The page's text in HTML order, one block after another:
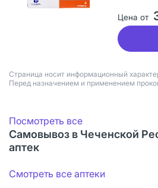
Цена от
Страница носит информационный
Перед назначением и применением
Посмотреть все
Самовывоз в Чеченской
аптек
Смотреть все аптеки